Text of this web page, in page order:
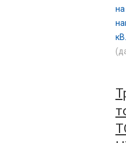
на
кВ.